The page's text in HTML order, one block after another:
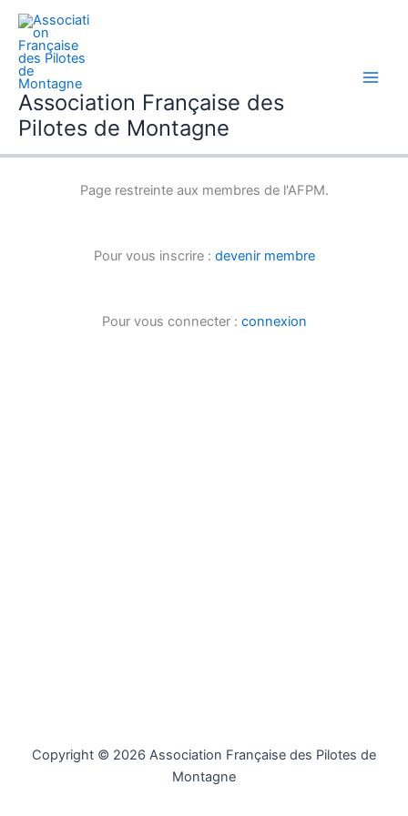
Aller
contenu
Association Française des
Pilotes de Montagne
Page restreinte aux membres de l'AFPM.
Pour vous inscrire : devenir membre
Pour vous connecter : connexion
Copyright © 2026 Association Française des Pilotes de
Montagne